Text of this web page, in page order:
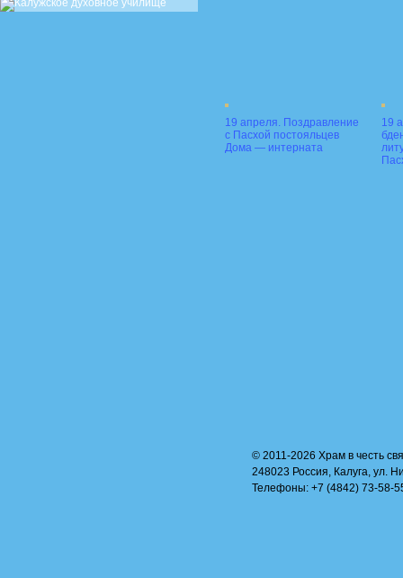
19 апреля. Поздравление
с Пасхой постояльцев
Дома — интерната
19
© 2011-2026 Храм в честь
248023 Россия, Калуга, ул.
Телефоны: +7 (4842) 73-58-